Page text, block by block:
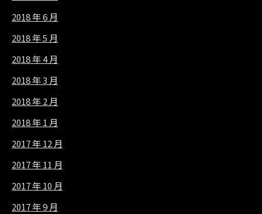
2018 年 6 月
2018 年 5 月
2018 年 4 月
2018 年 3 月
2018 年 2 月
2018 年 1 月
2017 年 12 月
2017 年 11 月
2017 年 10 月
2017 年 9 月